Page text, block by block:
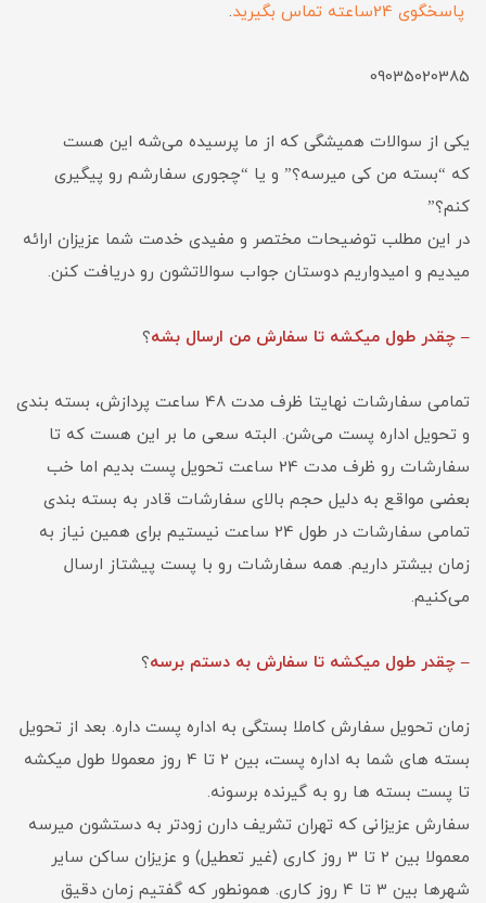
پاسخگوی 24ساعته تماس بگیرید .
09035020385
یکی از سوالات همیشگی که از ما پرسیده می‌شه این هست
که “بسته من کی میرسه؟” و یا “چجوری سفارشم رو پیگیری
کنم؟”
در این مطلب توضیحات مختصر و مفیدی خدمت شما عزیزان ارائه
میدیم و امیدواریم دوستان جواب سوالاتشون رو دریافت کنن.
– چقدر طول میکشه تا سفارش من ارسال بشه؟
تمامی سفارشات نهایتا ظرف مدت 48 ساعت پردازش، بسته بندی
و تحویل اداره پست می‌شن. البته سعی ما بر این هست که تا
سفارشات رو ظرف مدت 24 ساعت تحویل پست بدیم اما خب
بعضی مواقع به دلیل حجم بالای سفارشات قادر به بسته بندی
تمامی سفارشات در طول 24 ساعت نیستیم برای همین نیاز به
زمان بیشتر داریم. همه سفارشات رو با پست پیشتاز ارسال
می‌کنیم.
– چقدر طول میکشه تا سفارش به دستم برسه؟
زمان تحویل سفارش کاملا بستگی به اداره پست داره. بعد از تحویل
بسته های شما به اداره پست، بین 2 تا 4 روز معمولا طول میکشه
تا پست بسته ها رو به گیرنده برسونه.
سفارش عزیزانی که تهران تشریف دارن زودتر به دستشون میرسه
معمولا بین 2 تا 3 روز کاری (غیر تعطیل) و عزیزان ساکن سایر
شهرها بین 3 تا 4 روز کاری. همونطور که گفتیم زمان دقیق